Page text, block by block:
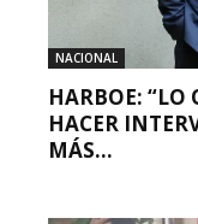
NACIONAL
HARBOE: “LO
HACER
MÁS...